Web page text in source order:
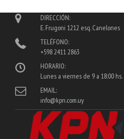
DIRECCIÓN:
E. Frugoni 1212 esq. Canelones
TELÉFONO:
+598 2411 2863
HORARIO:
Lunes a viernes de 9 a 18:00 hs.
EMAIL:
info@kpn.com.uy